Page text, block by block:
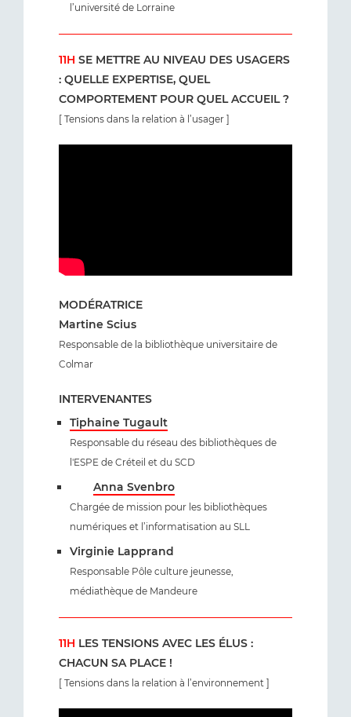
l’université de Lorraine
11H SE METTRE AU NIVEAU DES USAGERS
: QUELLE EXPERTISE, QUEL
COMPORTEMENT POUR QUEL ACCUEIL ?
[ Tensions dans la relation à l’usager ]
MODÉRATRICE
Martine Scius
Responsable de la bibliothèque universitaire de
Colmar
INTERVENANTES
Tiphaine Tugault
Responsable du réseau des bibliothèques de
l'ESPE de Créteil et du SCD
Anna Svenbro
Chargée de mission pour les bibliothèques
numériques et l’informatisation au SLL
Virginie Lapprand
Responsable Pôle culture jeunesse,
médiathèque de Mandeure
11H LES TENSIONS AVEC LES ÉLUS :
CHACUN SA PLACE !
[ Tensions dans la relation à l’environnement ]